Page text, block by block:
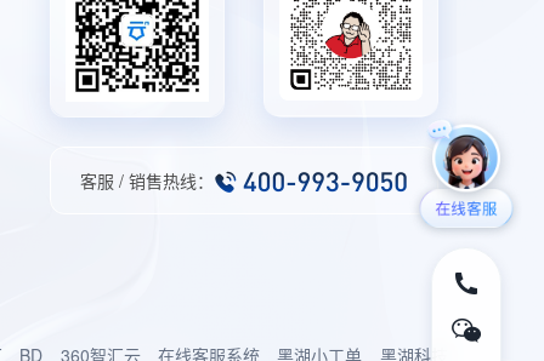
客服 / 销售热线：
BD 360智汇云 在线客服系统 黑湖小工单 黑湖科技